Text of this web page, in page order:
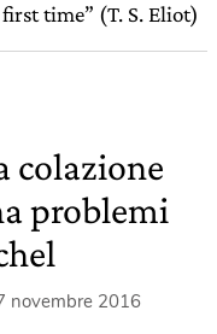
time” (T. S. Eliot)
colazione
problemi
novembre 2016